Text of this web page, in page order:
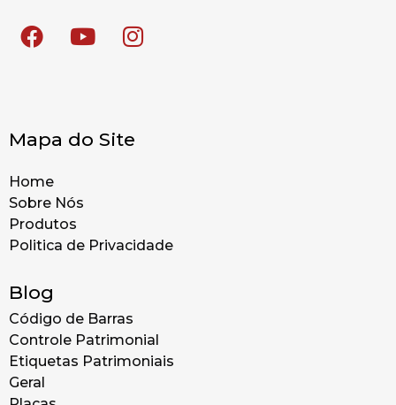
Mapa do Site
Home
Sobre Nós
Produtos
Politica de Privacidade
Blog
Código de Barras
Controle Patrimonial
Etiquetas Patrimoniais
Geral